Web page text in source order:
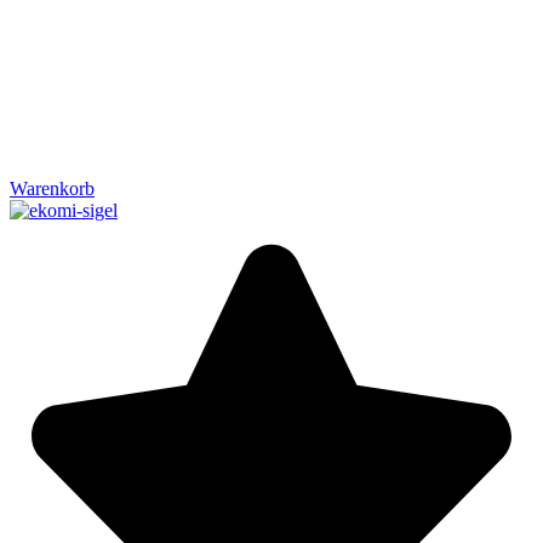
Warenkorb